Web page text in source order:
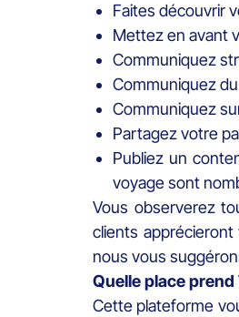
Faites découvrir
Mettez en avant
Communiquez
Communiquez
Communiquez
Partagez votre
Publiez un
voyage sont
Vous observerez
clients
nous vous
Quelle place
Cette plateforme